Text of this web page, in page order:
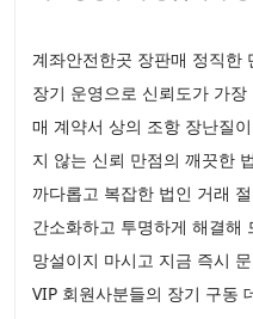
계좌안전한곳 장판매 정직한
장기 운영으로 신뢰도가 가
매 계약서 상의 조항 장난질
지 않는 신뢰 만점의 깨끗한
까다롭고 복잡한 법인 거래
간소화하고 투명하게 해결해
망설이지 마시고 지금 즉시
VIP 회원사분들의 장기 구동